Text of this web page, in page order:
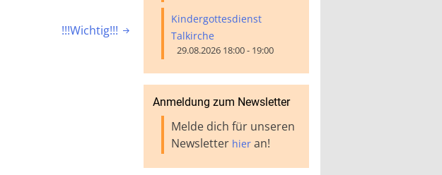
!!!Wichtig!!! 
Kindergottesdienst
Talkirche
29.08.2026 18:00 - 19:00
Anmeldung zum Newsletter
Melde dich für unseren
Newsletter hieran!